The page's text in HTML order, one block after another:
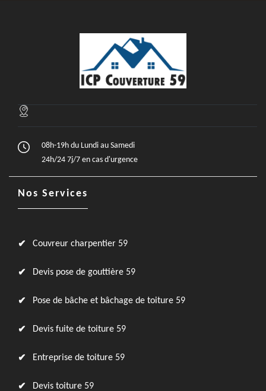
08h-19h du Lundi au Samedi
24h/24 7j/7 en cas d'urgence
Nos Services
Couvreur charpentier 59
Devis pose de gouttière 59
Pose de bâche et bâchage de toiture 59
Devis fuite de toiture 59
Entreprise de toiture 59
Devis toiture 59